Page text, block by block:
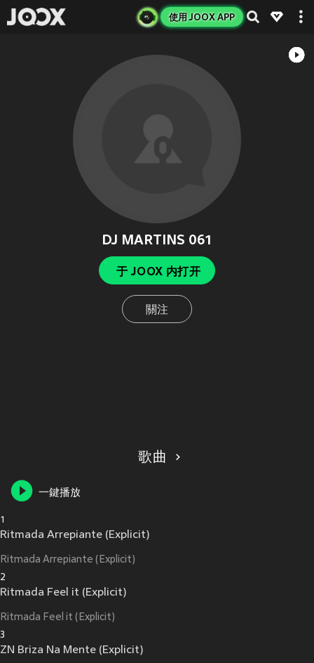
使用 JOOX APP
DJ MARTINS 061
于 JOOX 内打开
關注
歌曲
一鍵播放
1
Ritmada Arrepiante (Explicit)
Ritmada Arrepiante (Explicit)
2
Ritmada Feel it (Explicit)
Ritmada Feel it (Explicit)
3
ZN Briza Na Mente (Explicit)